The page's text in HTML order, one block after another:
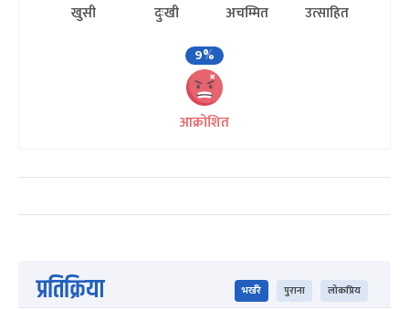
खुसी दुःखी अचम्मित
उत्साहित
9%
आक्रोशित
प्रतिक्रिया भर्खरै पुराना लोकप्रिय